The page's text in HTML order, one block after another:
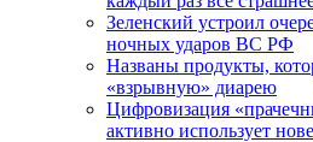
Зеленский устроил
ночных ударов ВС РФ
Названы продукты,
«взрывную» диарею
Цифровизация
активно использует